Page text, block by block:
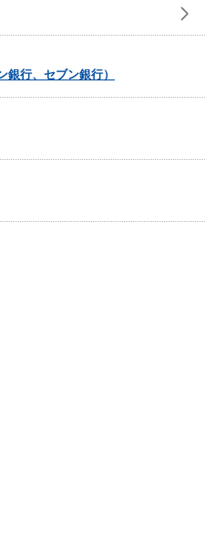
銀行、セブン銀行）